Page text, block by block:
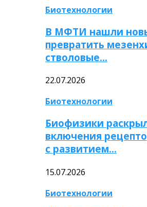
Биотехнологии
В МФТИ нашли
превратить
стволовые…
22.07.2026
Биотехнологии
Биофизики
включения
с развитием…
15.07.2026
Биотехнологии